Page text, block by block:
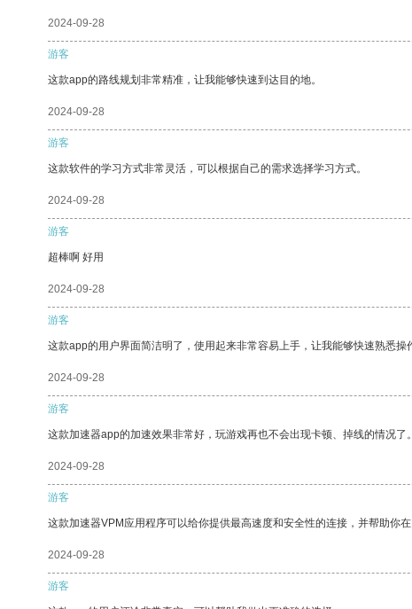
2024-09-28
游客
这款app的路线规划非常精准，让我能够快速到达目的地。
2024-09-28
游客
这款软件的学习方式非常灵活，可以根据自己的需求选择学习方式。
2024-09-28
游客
超棒啊 好用
2024-09-28
游客
这款app的用户界面简洁明了，使用起来非常容易上手，让我能够快速熟悉操
2024-09-28
游客
这款加速器app的加速效果非常好，玩游戏再也不会出现卡顿、掉线的情况
2024-09-28
游客
这款加速器VPM应用程序可以给你提供最高速度和安全性的连接，并帮助你在
2024-09-28
游客